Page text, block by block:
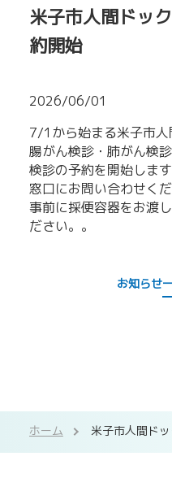
米子市人間ドッ
約開始
2026/06/01
7/1から始まる米子市
腸がん検診・肺がん検
検診の予約を開始しま
窓口にお問い合わせく
事前に採便容器をお渡
ださい。。
お知らせ
ホーム 米子市人間ド